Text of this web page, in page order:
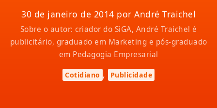
30 de janeiro de 2014 por André Traichel
Sobre o autor: criador do SiGA, André Traichel é
publicitário, graduado em Marketing e pós-graduado
em Pedagogia Empresarial
Cotidiano , Publicidade